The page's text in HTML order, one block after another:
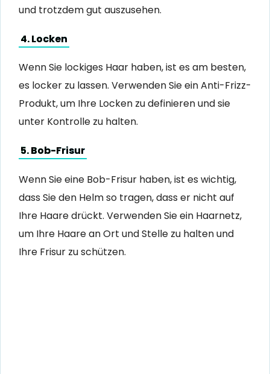
und trotzdem gut auszusehen.
4. Locken
Wenn Sie lockiges Haar haben, ist es am besten,
es locker zu lassen. Verwenden Sie ein Anti-Frizz-
Produkt, um Ihre Locken zu definieren und sie
unter Kontrolle zu halten.
5. Bob-Frisur
Wenn Sie eine Bob-Frisur haben, ist es wichtig,
dass Sie den Helm so tragen, dass er nicht auf
Ihre Haare drückt. Verwenden Sie ein Haarnetz,
um Ihre Haare an Ort und Stelle zu halten und
Ihre Frisur zu schützen.